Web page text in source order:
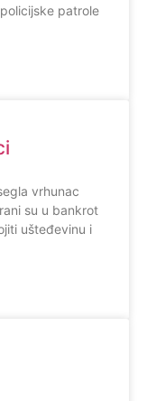
patrole
vrhunac
su u bankrot
ušteđevinu i